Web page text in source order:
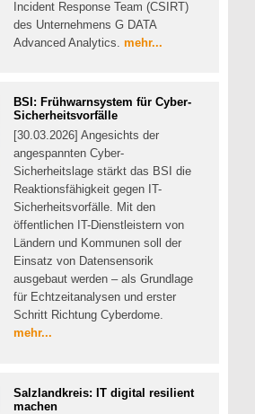
Incident Response Team (CSIRT)
des Unternehmens G DATA
Advanced Analytics. mehr...
BSI: Frühwarnsystem für Cyber-
Sicherheitsvorfälle
[30.03.2026] Angesichts der
angespannten Cyber-
Sicherheitslage stärkt das BSI die
Reaktionsfähigkeit gegen IT-
Sicherheitsvorfälle. Mit den
öffentlichen IT-Dienstleistern von
Ländern und Kommunen soll der
Einsatz von Datensensorik
ausgebaut werden – als Grundlage
für Echtzeitanalysen und erster
Schritt Richtung Cyberdome.
mehr...
Salzlandkreis: IT digital resilient
machen